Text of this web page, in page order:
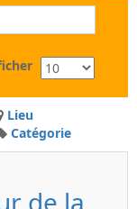
Lieu
Catégorie
de la